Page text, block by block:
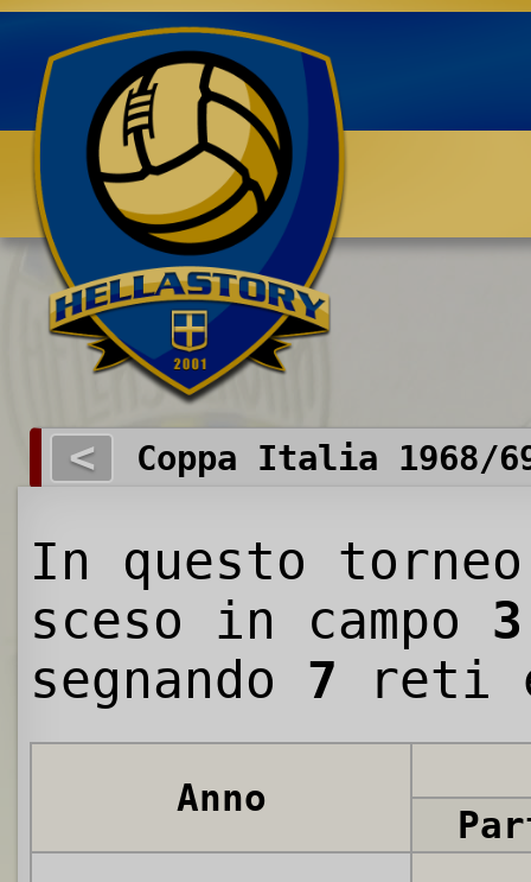
Benvenuti su HELLASTORY.net
< Coppa Italia 1968/
In questo
sceso in campo 3
segnando 7 reti
Anno